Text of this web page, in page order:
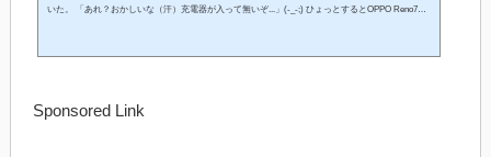
いた。 「あれ？おかしいな（汗）充電器が入って無いぞ...」(-_-;) ひょっとするとOPPO Reno7A
Sponsored Link